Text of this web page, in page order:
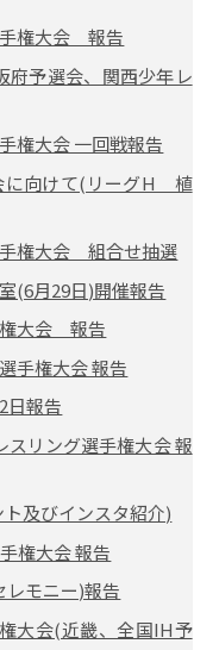
権大会 報告
予選会、関西少年レ
権大会 一回戦報告
に向けて(リーグH 植
権大会 組合せ抽選
月29日)開催報告
大会 報告
手権大会 報告
日報告
リング選手権大会 報
及びインスタ紹介)
権大会 報告
レモニー)報告
大会(近畿、全国IH予